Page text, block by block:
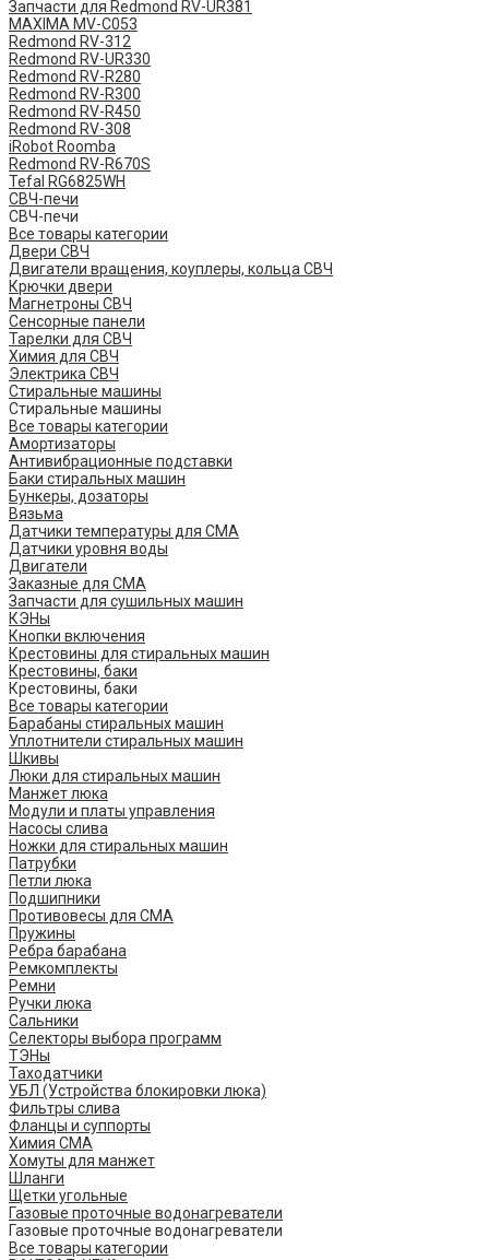
Запчасти для Redmond RV-UR381
MAXIMA MV-C053
Redmond RV-312
Redmond RV-UR330
Redmond RV-R280
Redmond RV-R300
Redmond RV-R450
Redmond RV-308
iRobot Roomba
Redmond RV-R670S
Tefal RG6825WH
СВЧ-печи
СВЧ-печи
Все товары категории
Двери СВЧ
Двигатели вращения, коуплеры, кольца СВЧ
Крючки двери
Магнетроны СВЧ
Сенсорные панели
Тарелки для СВЧ
Химия для СВЧ
Электрика СВЧ
Стиральные машины
Стиральные машины
Все товары категории
Амортизаторы
Антивибрационные подставки
Баки стиральных машин
Бункеры, дозаторы
Вязьма
Датчики температуры для СМА
Датчики уровня воды
Двигатели
Заказные для СМА
Запчасти для сушильных машин
КЭНы
Кнопки включения
Крестовины для стиральных машин
Крестовины, баки
Крестовины, баки
Все товары категории
Барабаны стиральных машин
Уплотнители стиральных машин
Шкивы
Люки для стиральных машин
Манжет люка
Модули и платы управления
Насосы слива
Ножки для стиральных машин
Патрубки
Петли люка
Подшипники
Противовесы для СМА
Пружины
Ребра барабана
Ремкомплекты
Ремни
Ручки люка
Сальники
Селекторы выбора программ
ТЭНы
Таходатчики
УБЛ (Устройства блокировки люка)
Фильтры слива
Фланцы и суппорты
Химия СМА
Хомуты для манжет
Шланги
Щетки угольные
Газовые проточные водонагреватели
Газовые проточные водонагреватели
Все товары категории